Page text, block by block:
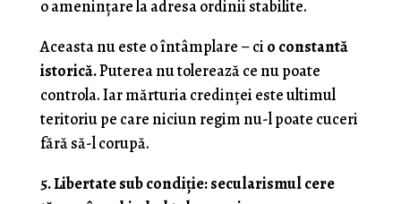
o amenințare la adresa ordinii stabilite.
Aceasta nu este o întâmplare – ci o constantă
istorică.Puterea nu tolerează ce nu poate
controla. Iar mărturia credinței este ultimul
teritoriu pe care niciun regim nu-l poate cuceri
fără să-l corupă.
5. Libertate sub condiție: secularismul cere